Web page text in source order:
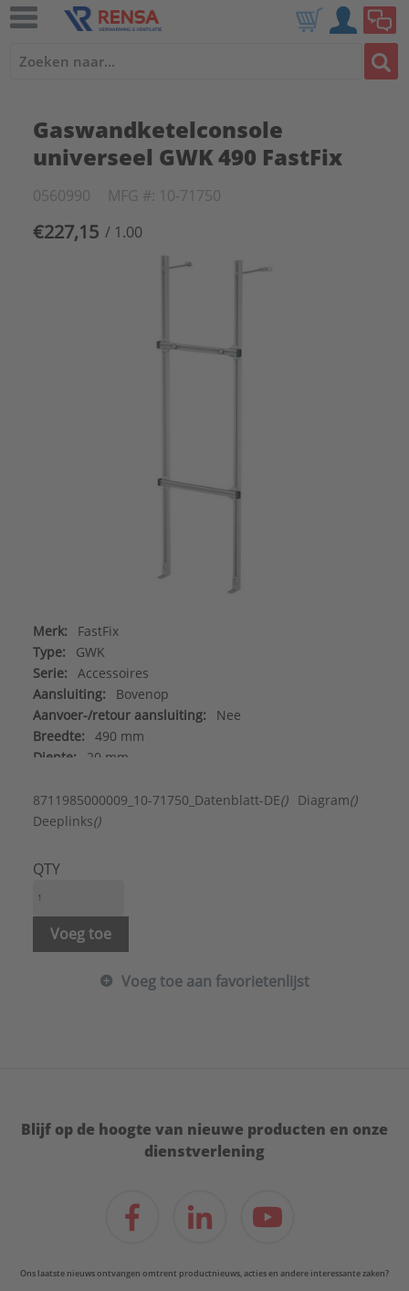
Gaswandketelconsole
universeel GWK 490 FastFix
0560990 MFG #: 10-71750
€227,15 / 1.00
Merk:
FastFix
Type:
GWK
Serie:
Accessoires
Aansluiting:
Bovenop
Aanvoer-/retour aansluiting:
Nee
Breedte:
490 mm
Diepte:
20 mm
Hoogte: 1700 mm
Koudwateraansluiting:
Materiaal:
Rookgasafvoer aansluiting:
Verstelbaar:
Wandafstand:
Warmwateraansluiting:
8711985000009_10-71750_Datenblatt-DE() Diagram()
Deeplinks()
QTY
Voeg toe
Voeg toe aan favorietenlijst
Blijf op de hoogte van nieuwe producten en onze
dienstverlening
Ons laatste nieuws ontvangen omtrent productnieuws, acties en andere interessante zaken?